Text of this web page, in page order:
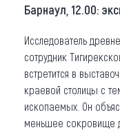
Барнаул, 12.00:
Исследователь
сотрудник
встретится в
краевой столицы с
ископаемых. Он
меньшее сокровище